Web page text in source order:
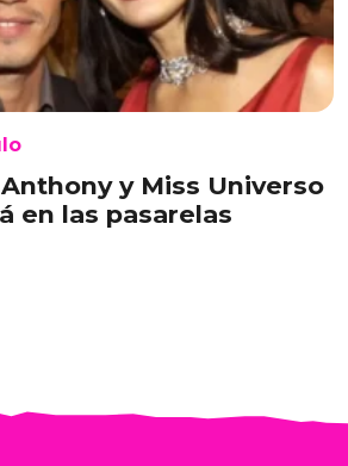
y Miss Universo
en las pasarelas